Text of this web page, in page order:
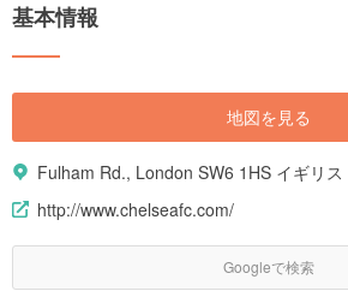
基本情報
地図を見る
Fulham Rd., London SW6 1HS イギリス
http://www.chelseafc.com/
Googleで検索